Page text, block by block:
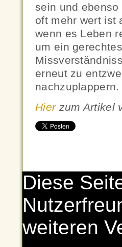
sein und
oft mehr wert ist
wenn es Leben
um ein
erneut zu
nachzuplappern.
Hierzum Artikel
Diese
weiteren